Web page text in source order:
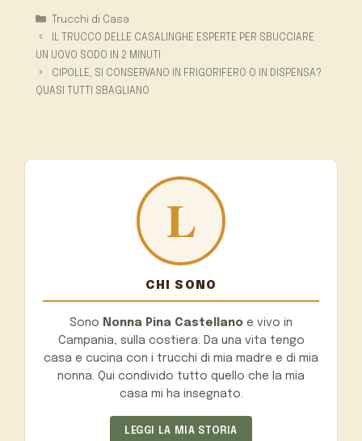
Categorie
Trucchi di Casa
IL TRUCCO DELLE CASALINGHE ESPERTE PER SBUCCIARE
UN UOVO SODO IN 2 MINUTI
CIPOLLE, SI CONSERVANO IN FRIGORIFERO O IN DISPENSA?
QUASI TUTTI SBAGLIANO
CHI SONO
Sono Nonna Pina Castellano e vivo in
Campania, sulla costiera. Da una vita tengo
casa e cucina con i trucchi di mia madre e di mia
nonna. Qui condivido tutto quello che la mia
casa mi ha insegnato.
LEGGI LA MIA STORIA